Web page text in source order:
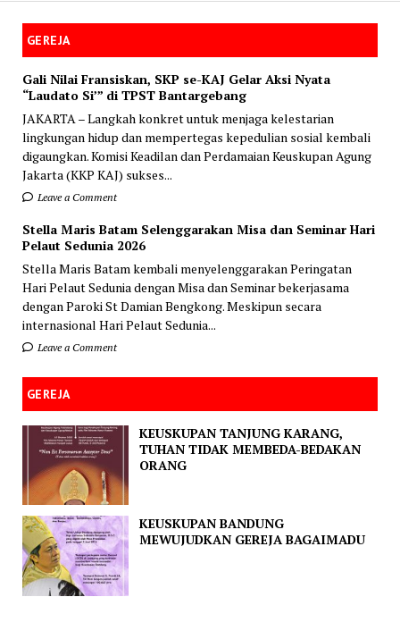
GEREJA
Gali Nilai Fransiskan, SKP se-KAJ Gelar Aksi Nyata
“Laudato Si’” di TPST Bantargebang
JAKARTA – Langkah konkret untuk menjaga kelestarian
lingkungan hidup dan mempertegas kepedulian sosial kembali
digaungkan. Komisi Keadilan dan Perdamaian Keuskupan Agung
Jakarta (KKP KAJ) sukses...
Leave a Comment
Stella Maris Batam Selenggarakan Misa dan Seminar Hari
Pelaut Sedunia 2026
Stella Maris Batam kembali menyelenggarakan Peringatan
Hari Pelaut Sedunia dengan Misa dan Seminar bekerjasama
dengan Paroki St Damian Bengkong. Meskipun secara
internasional Hari Pelaut Sedunia...
Leave a Comment
GEREJA
KEUSKUPAN TANJUNG KARANG,
TUHAN TIDAK MEMBEDA-BEDAKAN
ORANG
KEUSKUPAN BANDUNG
MEWUJUDKAN GEREJA BAGAIMADU